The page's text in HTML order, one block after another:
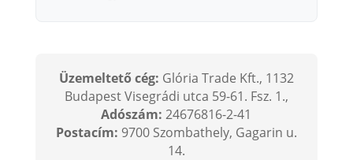
Üzemeltető cég: Glória Trade Kft., 1132
Budapest Visegrádi utca 59-61. Fsz. 1.,
Adószám: 24676816-2-41
Postacím: 9700 Szombathely, Gagarin u.
14.